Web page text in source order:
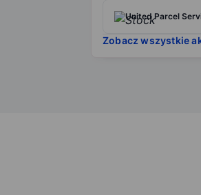
United Parcel
Zobacz wszystkie